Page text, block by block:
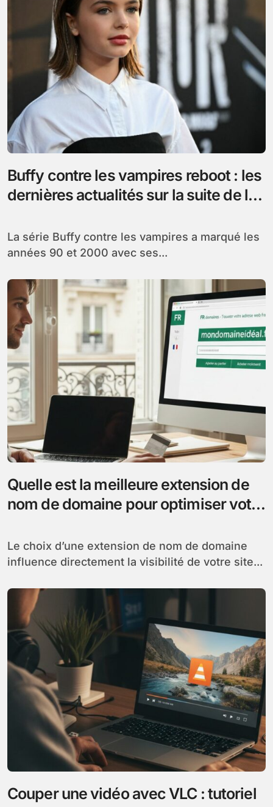
Buffy contre les vampires reboot : les
dernières actualités sur la suite de la
La série Buffy contre les vampires a marqué les
années 90 et 2000 avec ses...
Quelle est la meilleure extension de
nom de domaine pour optimiser votre
Le choix d’une extension de nom de domaine
influence directement la visibilité de votre site...
Couper une vidéo avec VLC : tutoriel